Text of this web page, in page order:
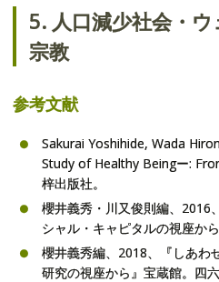
5. 人口減少社会・
宗教
参考文献
Sakurai Yoshihide, Wada
Study of Healthy Beingー:
梓出版社。
櫻井義秀・川又俊則編、2016
シャル・キャピタルの視座から
櫻井義秀編、2018、『しあ
研究の視座から』宝蔵館。四六